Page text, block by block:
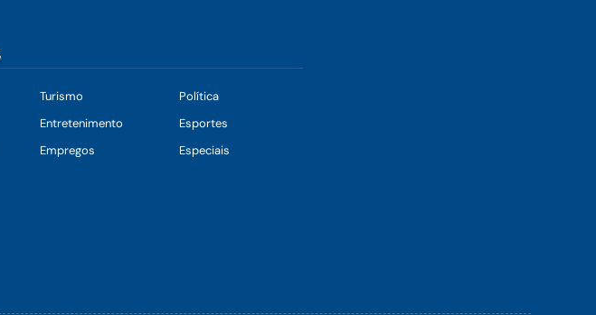
Turismo
Política
Entretenimento
Esportes
Empregos Especiais